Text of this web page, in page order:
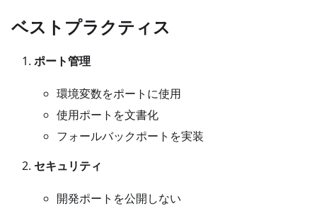
ベストプラクティス
ポート管理
環境変数をポートに使用
使用ポートを文書化
フォールバックポートを実装
セキュリティ
開発ポートを公開しない